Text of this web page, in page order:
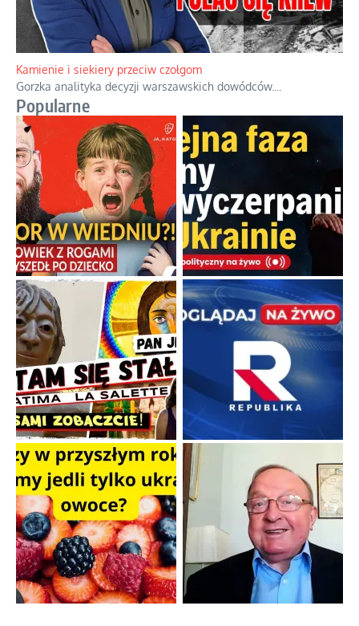
Kamienie i siekiery przeciw czołgom
Gorzka analityka decyzji warszawskich dowódców.
Popularne